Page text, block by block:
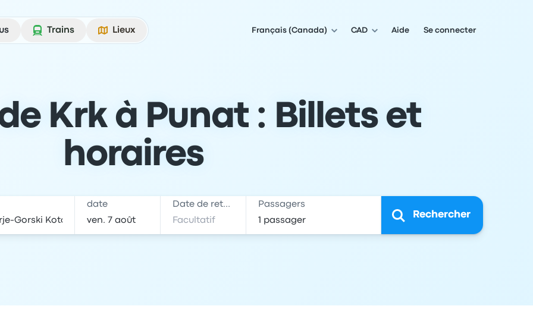
Trains Lieux Français (Canada) CAD Aide Se connecter
Krk à Punat : Billets et
horaires
date Date de retour Passagers
Rechercher